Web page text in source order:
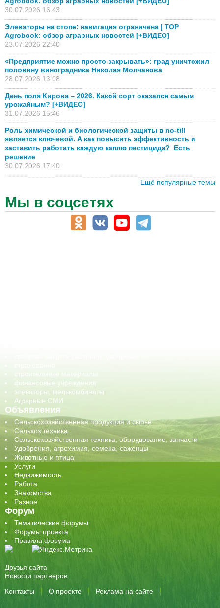
30.07.2026 16:43
Элеваторы на стопе: навигация ограничена | TOP
Agrobook: обзор аграрных новостей [+ВИДЕО]
23.07.2026 22:40
«Предприятие можно просто закрывать»: град уничтожил
половину виноградника Николая Молчанова
28.07.2026 13:08
День поля Кирова – 2026. Какой сорт оказался самым
урожайным? [+ВИДЕО]
31.07.2026 15:46
Роль химической и биологической защиты в no-till
является ключевой. А как повысить эффективность и
заставить работать каждую каплю пестицида? Есть
решение
30.07.2026 17:40
Ещё популярные темы
Мы в соцсетях
строительные материалы
финансовые учреждения
элеваторы, мелькомбинаты
Аграрные СМИ
Объявления
Сельскохозяйственная продукция и сырье
Сельхоз техника
Сельскохозяйственная техника, оборудование, запчасти
Удобрения, агрохимия, семена, саженцы
Животные и птица
Услуги
Недвижимость
Работа
Знакомства
Разное
Форум
Тематические форумы
Форумы проекта
Правила форума
Друзья сайта
Новости партнеров
Контакты
О проекте Реклама на сайте